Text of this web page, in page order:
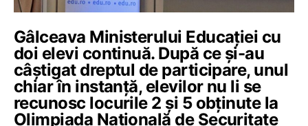
Gâlceava Ministerului Educației cu
doi elevi continuă. După ce și-au
câștigat dreptul de participare, unul
chiar în instanță, elevilor nu li se
recunosc locurile 2 și 5 obținute la
Olimpiada Națională de Securitate